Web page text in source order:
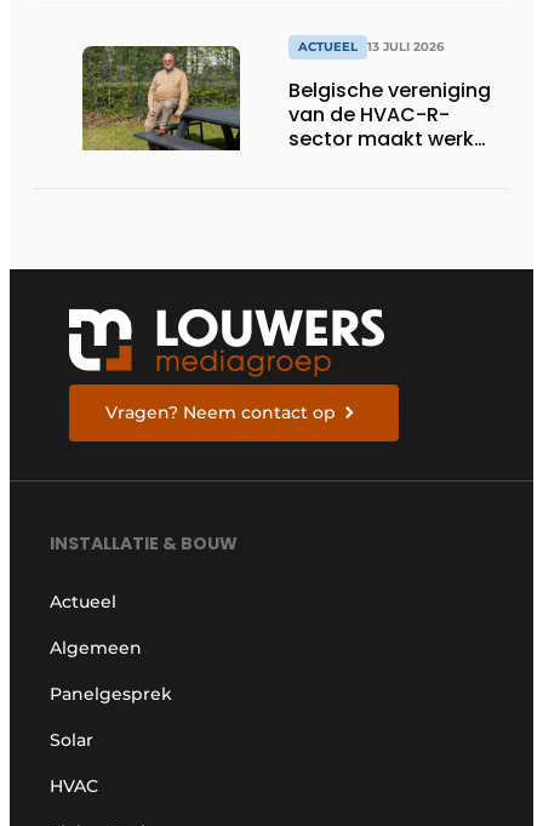
ACTUEEL 13 JULI 2026
Belgische vereniging
van de HVAC-R-
sector maakt werk
Vragen? Neem contact op
INSTALLATIE & BOUW
Actueel
Algemeen
Panelgesprek
Solar
HVAC